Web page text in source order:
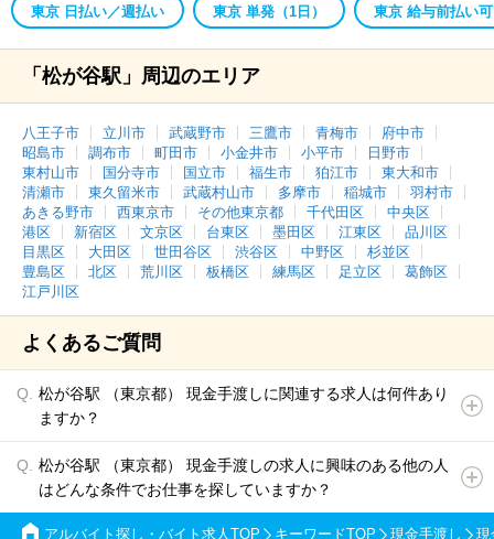
東京 日払い／週払い 東京 単発（1日） 東京 給与前払い可
「松が谷駅」周辺のエリア
八王子市 立川市 武蔵野市 三鷹市 青梅市
府中市
昭島市
調布市 町田市 小金井市 小平市
日野市
東村山市
国分寺市 国立市 福生市 狛江市
東大和市
清瀬市
東久留米市 武蔵村山市 多摩市 稲城市
羽村市
あきる野市
西東京市 その他東京都 千代田区
中央区
港区
新宿区 文京区 台東区 墨田区 江東区
品川区
目黒区
大田区 世田谷区 渋谷区 中野区
杉並区
豊島区
北区 荒川区 板橋区 練馬区 足立区
葛飾区
江戸川区
よくあるご質問
松が谷駅 （東京都） 現金手渡しに関連する求人は何件あり
ますか？
松が谷駅 （東京都） 現金手渡しの求人に興味のある他の人
はどんな条件でお仕事を探していますか？
アルバイト探し・バイト求人TOP キーワードTOP 現金手渡し 現